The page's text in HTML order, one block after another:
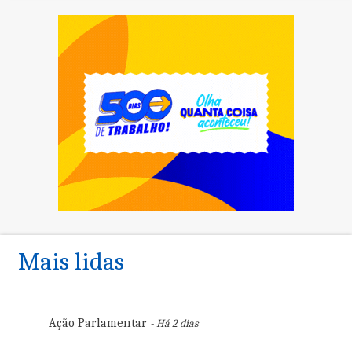
Mais lidas
Ação Parlamentar - Há 2 dias